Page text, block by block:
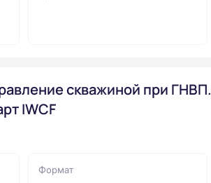
скважиной при ГНВП.
IWCF
Формат